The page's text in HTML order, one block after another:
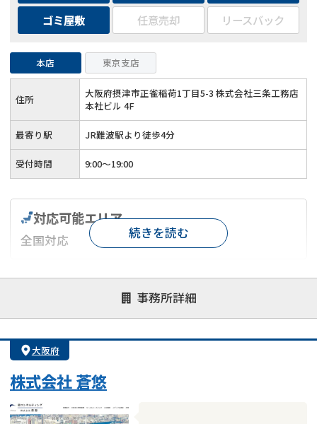
ゴミ屋敷
任意売却 リースバック
本店 東京支店
住所
大阪府摂津市正雀稲荷1丁目5-3 株式会社三条工務店
本社ビル 4F
最寄り駅 JR難波駅より徒歩4分
受付時間 9:00～19:00
事務所詳細
対応可能エリア
全国対応
対応が親身 オンライン面談可能
レスポンスが早い
1億円以上の買取可
続きを読む
大阪府
株式会社 蒼悠